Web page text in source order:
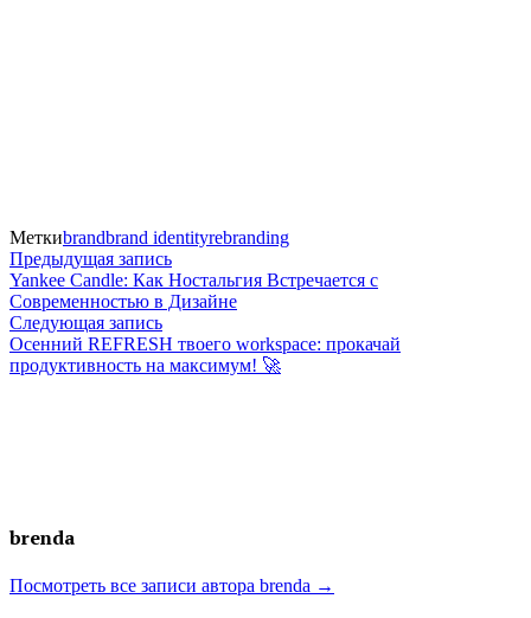
Меткиbrandbrand identityrebranding
Навигация
по
записям
Предыдущая записьПредыдущая
запись:
Yankee Candle: Как Ностальгия Встречается с
Современностью в Дизайне
Следующая записьСледующая
запись:
Осенний REFRESH твоего workspace: прокачай
продуктивность на максимум! 🚀
brenda
Посмотреть все записи автора brenda →